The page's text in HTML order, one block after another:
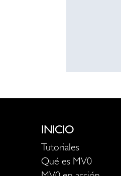
INICIO
Tutoriales
Qué es MV0